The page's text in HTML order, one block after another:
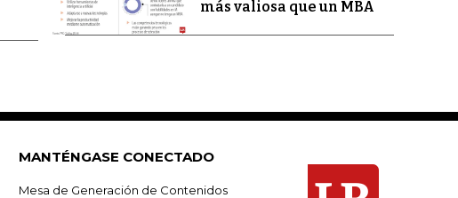
más valiosa que un MBA
MANTÉNGASE CONECTADO
Mesa de Generación de Contenidos